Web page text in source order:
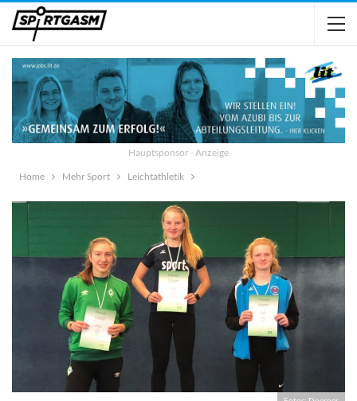
Hauptsponsor - Anzeige
Home
Mehr Sport Leichtathletik